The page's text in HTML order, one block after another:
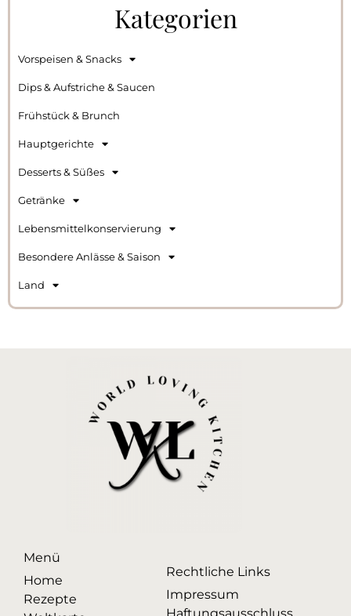
Kategorien
Vorspeisen & Snacks
Dips & Aufstriche & Saucen
Frühstück & Brunch
Hauptgerichte
Desserts & Süßes
Getränke
Lebensmittelkonservierung
Besondere Anlässe & Saison
Land
Menü
Home
Rezepte
Rechtliche Links
Impressum